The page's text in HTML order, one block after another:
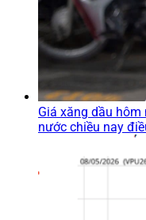
Giá xăng dầu
nước chiều nay